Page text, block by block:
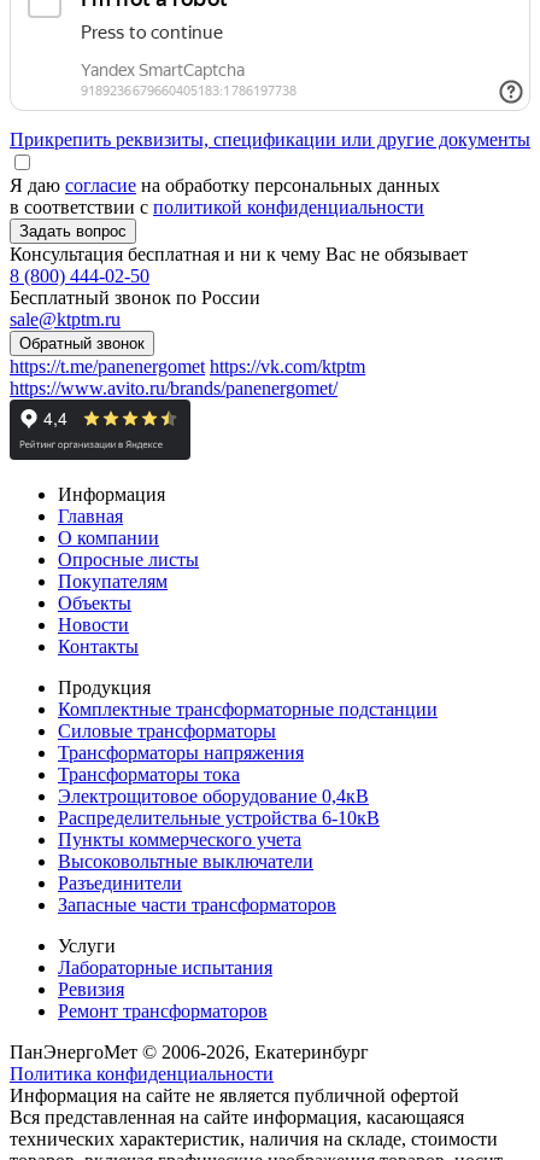
Прикрепить реквизиты, спецификации или другие документы
Я даю согласие на обработку персональных данных
в соответствии с политикой конфиденциальности
Консультация бесплатная и ни к чему Вас не обязывает
8 (800) 444-02-50
Бесплатный звонок по России
sale@ktptm.ru
https://t.me/panenergomet https://vk.com/ktptm
https://www.avito.ru/brands/panenergomet/
Информация
Главная
О компании
Опросные листы
Покупателям
Объекты
Новости
Контакты
Продукция
Комплектные трансформаторные подстанции
Силовые трансформаторы
Трансформаторы напряжения
Трансформаторы тока
Электрощитовое оборудование 0,4кВ
Распределительные устройства 6-10кВ
Пункты коммерческого учета
Высоковольтные выключатели
Разъединители
Запасные части трансформаторов
Услуги
Лабораторные испытания
Ревизия
Ремонт трансформаторов
ПанЭнергоМет © 2006-2026, Екатеринбург
Политика конфиденциальности
Информация на сайте не является публичной офертой
Вся представленная на сайте информация, касающаяся
технических характеристик, наличия на складе, стоимости